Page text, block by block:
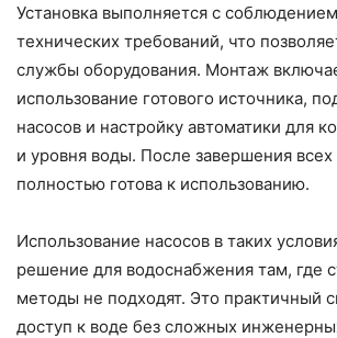
Установка выполняется с
технических требований, что
службы оборудования. Монтаж
использование готового источника,
насосов и настройку автоматики для
и уровня воды. После завершения всех
полностью готова к использованию.
Использование насосов в таких
решение для водоснабжения там, где
методы не подходят. Это практичный
доступ к воде без сложных